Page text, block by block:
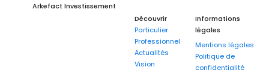
Arkefact Investissement
Découvrir
Particulier
Professionnel
Actualités
Vision
Informations
légales
Mentions légales
Politique de
confidentialité